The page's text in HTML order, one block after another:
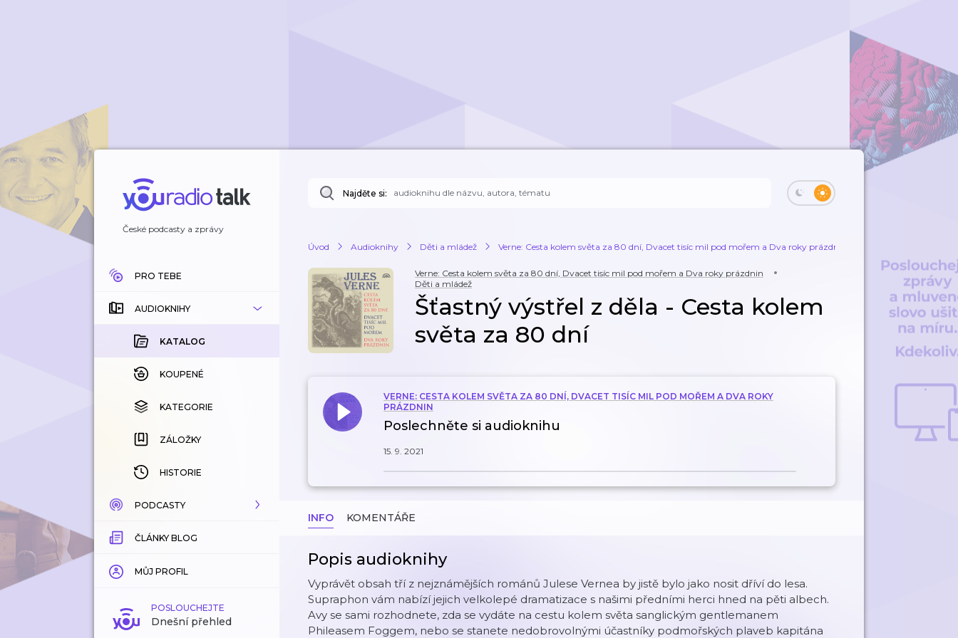
České podcasty a zprávy
PRO TEBE
AUDIOKNIHY
KATALOG
KOUPENÉ
KATEGORIE
ZÁLOŽKY
HISTORIE
PODCASTY
KATALOG
KATEGORIE
ZÁLOŽKY
ČLÁNKY BLOG
MŮJ PROFIL
POSLOUCHEJTE
Dnešní přehled
Najděte si:
Úvod Audioknihy Děti a mládež Verne: Cesta kolem světa za 80 dní, Dvacet tisíc mil pod mořem a Dva roky prázdnin
Verne: Cesta kolem světa za 80 dní, Dvacet tisíc mil pod mořem a Dva roky prázdnin
Děti a mládež
Šťastný výstřel z děla - Cesta kolem
světa za 80 dní
VERNE: CESTA KOLEM SVĚTA ZA 80 DNÍ, DVACET TISÍC MIL POD MOŘEM A DVA ROKY
PRÁZDNIN
Poslechněte si audioknihu
15. 9. 2021
INFO KOMENTÁŘE
Popis audioknihy
Vyprávět obsah tří z nejznámějších románů Julese Vernea by jistě bylo jako nosit dříví do lesa.
Supraphon vám nabízí jejich velkolepé dramatizace s našimi předními herci hned na pěti albech.
Avy se sami rozhodnete, zda se vydáte na cestu kolem světa sanglickým gentlemanem
Phileasem Foggem, nebo se stanete nedobrovolnými účastníky podmořských plaveb kapitána